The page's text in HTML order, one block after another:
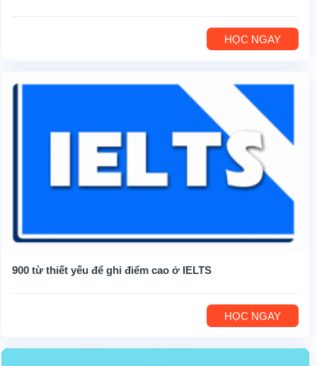
HỌC NGAY
900 từ thiết yếu để ghi điểm cao ở IELTS
HỌC NGAY